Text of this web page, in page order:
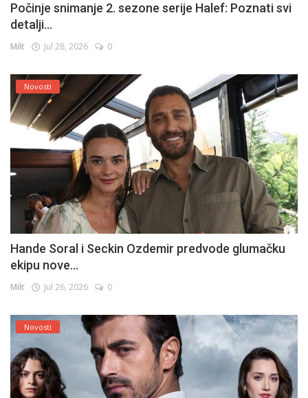
Počinje snimanje 2. sezone serije Halef: Poznati svi
detalji...
Milt Jul 28, 2026 0
Novosti
Hande Soral i Seckin Ozdemir predvode glumačku
ekipu nove...
Milt Jul 26, 2026 0
Novosti